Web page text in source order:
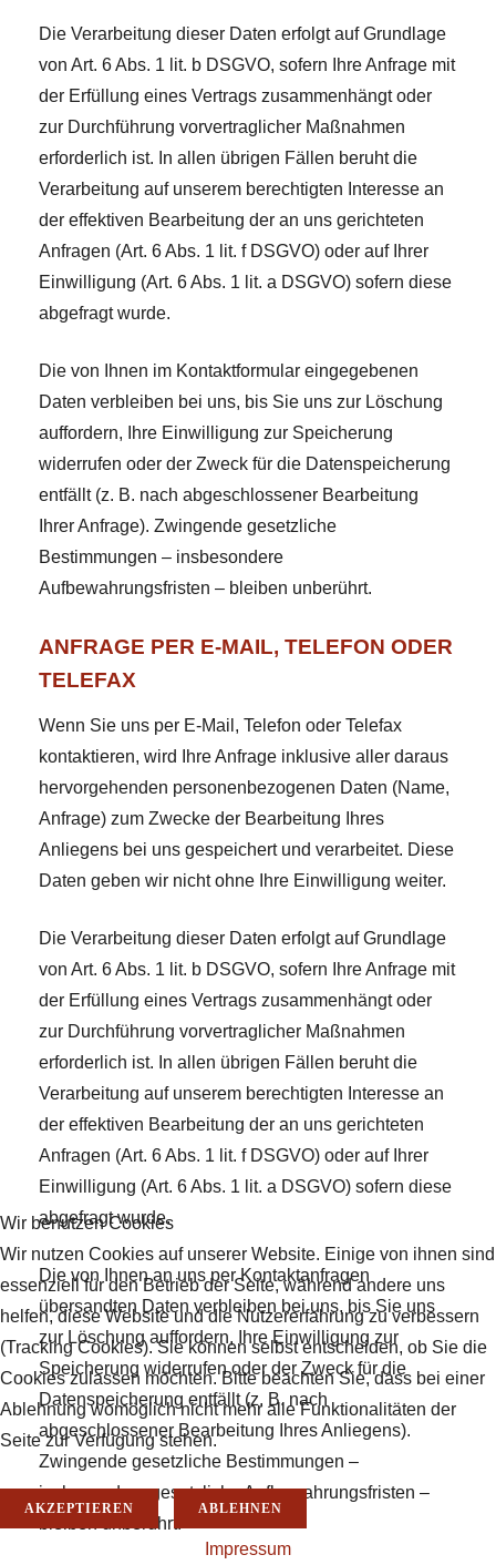
Die Verarbeitung dieser Daten erfolgt auf Grundlage
von Art. 6 Abs. 1 lit. b DSGVO, sofern Ihre Anfrage mit
der Erfüllung eines Vertrags zusammenhängt oder
zur Durchführung vorvertraglicher Maßnahmen
erforderlich ist. In allen übrigen Fällen beruht die
Verarbeitung auf unserem berechtigten Interesse an
der effektiven Bearbeitung der an uns gerichteten
Anfragen (Art. 6 Abs. 1 lit. f DSGVO) oder auf Ihrer
Einwilligung (Art. 6 Abs. 1 lit. a DSGVO) sofern diese
abgefragt wurde.
Die von Ihnen im Kontaktformular eingegebenen
Daten verbleiben bei uns, bis Sie uns zur Löschung
auffordern, Ihre Einwilligung zur Speicherung
widerrufen oder der Zweck für die Datenspeicherung
entfällt (z. B. nach abgeschlossener Bearbeitung
Ihrer Anfrage). Zwingende gesetzliche
Bestimmungen – insbesondere
Aufbewahrungsfristen – bleiben unberührt.
ANFRAGE PER E-MAIL, TELEFON ODER
TELEFAX
Wenn Sie uns per E-Mail, Telefon oder Telefax
kontaktieren, wird Ihre Anfrage inklusive aller daraus
hervorgehenden personenbezogenen Daten (Name,
Anfrage) zum Zwecke der Bearbeitung Ihres
Anliegens bei uns gespeichert und verarbeitet. Diese
Daten geben wir nicht ohne Ihre Einwilligung weiter.
Die Verarbeitung dieser Daten erfolgt auf Grundlage
von Art. 6 Abs. 1 lit. b DSGVO, sofern Ihre Anfrage mit
der Erfüllung eines Vertrags zusammenhängt oder
zur Durchführung vorvertraglicher Maßnahmen
erforderlich ist. In allen übrigen Fällen beruht die
Verarbeitung auf unserem berechtigten Interesse an
der effektiven Bearbeitung der an uns gerichteten
Anfragen (Art. 6 Abs. 1 lit. f DSGVO) oder auf Ihrer
Einwilligung (Art. 6 Abs. 1 lit. a DSGVO) sofern diese
abgefragt wurde.
Die von Ihnen an uns per Kontaktanfragen
übersandten Daten verbleiben bei uns, bis Sie uns
zur Löschung auffordern, Ihre Einwilligung zur
Speicherung widerrufen oder der Zweck für die
Datenspeicherung entfällt (z. B. nach
abgeschlossener Bearbeitung Ihres Anliegens).
Zwingende gesetzliche Bestimmungen –
insbesondere gesetzliche Aufbewahrungsfristen –
bleiben unberührt.
Wir benutzen Cookies
Wir nutzen Cookies auf unserer Website. Einige von ihnen sind
essenziell für den Betrieb der Seite, während andere uns
helfen, diese Website und die Nutzererfahrung zu verbessern
(Tracking Cookies). Sie können selbst entscheiden, ob Sie die
Cookies zulassen möchten. Bitte beachten Sie, dass bei einer
Ablehnung womöglich nicht mehr alle Funktionalitäten der
Seite zur Verfügung stehen.
AKZEPTIEREN ABLEHNEN
Impressum